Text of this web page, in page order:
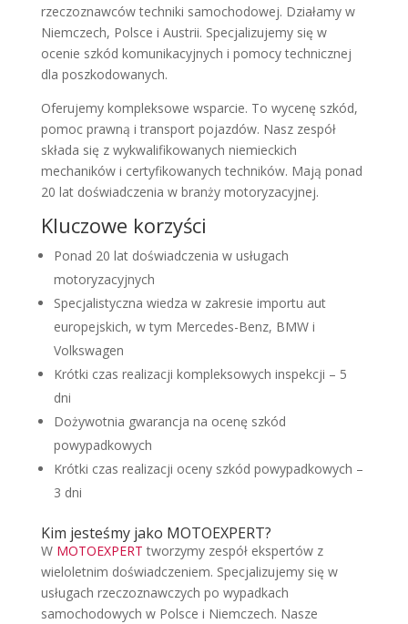
rzeczoznawców techniki samochodowej. Działamy w
Niemczech, Polsce i Austrii. Specjalizujemy się w
ocenie szkód komunikacyjnych i pomocy technicznej
dla poszkodowanych.
Oferujemy kompleksowe wsparcie. To wycenę szkód,
pomoc prawną i transport pojazdów. Nasz zespół
składa się z wykwalifikowanych niemieckich
mechaników i certyfikowanych techników. Mają ponad
20 lat doświadczenia w branży motoryzacyjnej.
Kluczowe korzyści
Ponad 20 lat doświadczenia w usługach
motoryzacyjnych
Specjalistyczna wiedza w zakresie importu aut
europejskich, w tym Mercedes-Benz, BMW i
Volkswagen
Krótki czas realizacji kompleksowych inspekcji – 5
dni
Dożywotnia gwarancja na ocenę szkód
powypadkowych
Krótki czas realizacji oceny szkód powypadkowych –
3 dni
Kim jesteśmy jako MOTOEXPERT?
W MOTOEXPERT tworzymy zespół ekspertów z
wieloletnim doświadczeniem. Specjalizujemy się w
usługach rzeczoznawczych po wypadkach
samochodowych w Polsce i Niemczech. Nasze